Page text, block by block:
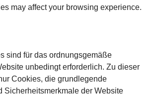
may affect your browsing experience.
sind für das ordnungsgemäße
unbedingt erforderlich. Zu dieser
Cookies, die grundlegende
Sicherheitsmerkmale der Website